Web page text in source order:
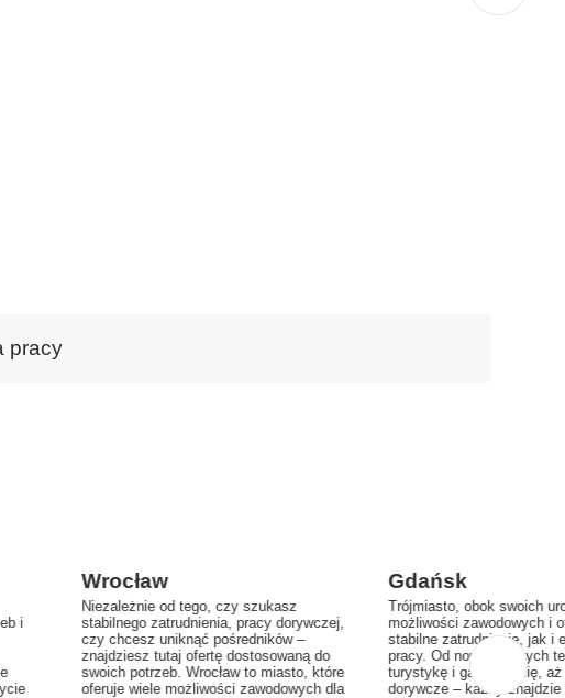
pracy
i
Wrocław
Niezależnie od tego, czy szukasz
stabilnego zatrudnienia, pracy dorywczej,
czy chcesz uniknąć pośredników –
znajdziesz tutaj ofertę dostosowaną do
swoich potrzeb. Wrocław to miasto, które
oferuje wiele możliwości zawodowych dla
Gdańsk
Trójmiasto, obok swoich
możliwości zawodowych i
stabilne zatrudnienie, jak i
pracy. Od nowoczesnych
turystykę i gastronomię, aż
dorywcze – każdy